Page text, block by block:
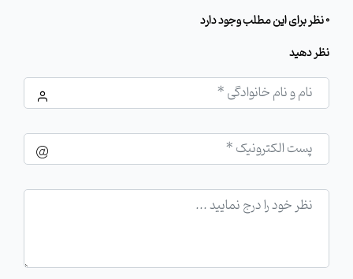
0 نظر برای این مطلب وجود دارد
نظر دهید